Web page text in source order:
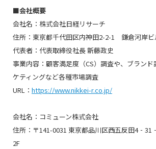
■会社概要
会社名：株式会社日経リサーチ
住所：東京都千代田区内神田2-2-1 鎌倉河岸ビ
代表者：代表取締役社長 新藤政史
事業内容：顧客満足度（CS）調査や、ブラン
ケティングなど各種市場調査
URL： https://www.nikkei-r.co.jp/
会社名：コミューン株式会社
住所：〒141-0031 東京都品川区西五反田
2F